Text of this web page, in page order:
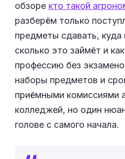
обзоре кто такой
разберём только
предметы сдавать, куда
сколько это займёт и
профессию без
наборы предметов и
приёмными комиссиями
колледжей, но один
голове с самого начала.